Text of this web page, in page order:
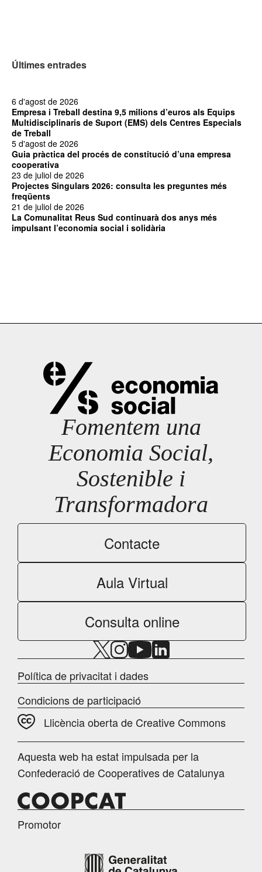
Últimes entrades
Empresa i Treball destina 9,5 milions d’euros als Equips
Multidisciplinaris de Suport (EMS) dels Centres Especials
de Treball
6 d'agost de 2026
Guia pràctica del procés de constitució d’una empresa
cooperativa
5 d'agost de 2026
Projectes Singulars 2026: consulta les preguntes més
freqüents
23 de juliol de 2026
La Comunalitat Reus Sud continuarà dos anys més
impulsant l’economia social i solidària
21 de juliol de 2026
Fomentem una
Economia Social,
Sostenible i
Transformadora
Contacte
Aula Virtual
Consulta online
Política de privacitat i dades
Condicions de participació
Llicència oberta de Creative Commons
Aquesta web ha estat impulsada per la
Confederació de Cooperatives de Catalunya
Promotor